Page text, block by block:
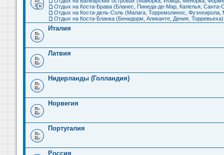
Отдых на Коста-Брава (Бланес, Пинеда-де-Мар, Калелья, Санта-
Отдых на Коста-дель-Соль (Малага, Торремолинос, Фуэнхирола,
Отдых на Коста-Бланка (Бенидорм, Аликанте, Дения, Торревьеха)
Италия
Латвия
Нидерланды (Голландия)
Норвегия
Португалия
Россия